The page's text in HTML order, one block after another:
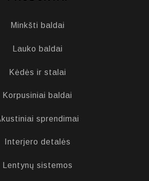
Minkšti baldai
Lauko baldai
Kėdės ir stalai
Korpusiniai baldai
sprendimai
Interjero detalės
Lentynų sistemos